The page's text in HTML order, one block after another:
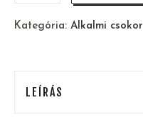
Kategória: Alkalmi csokor
LEÍRÁS